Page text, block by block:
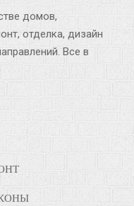
домов,
отделка, дизайн
Все в